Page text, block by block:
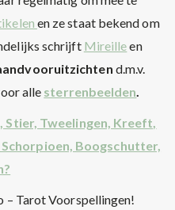
en ze staat bekend om
schrijft Mireilleen
d.m.v.
alle sterrenbeelden.
Stier, Tweelingen, Kreeft,
Boogschutter,
– Tarot Voorspellingen!